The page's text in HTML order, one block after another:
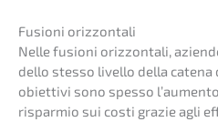
Fusio­ni orizzontali
Nelle fusio­ni orizzon­ta­li,
dello stesso livel­lo della catena
obiet­ti­vi sono spesso
rispar­mio sui costi grazie agli